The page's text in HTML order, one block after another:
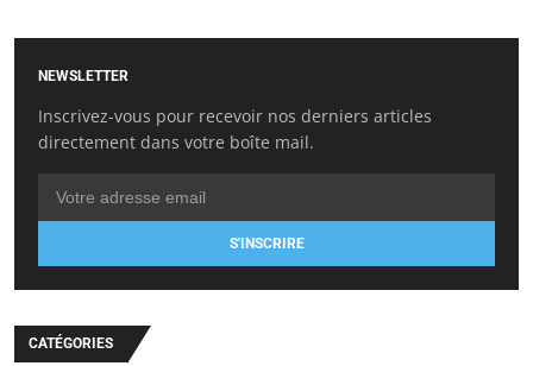
NEWSLETTER
Inscrivez-vous pour recevoir nos derniers articles
directement dans votre boîte mail.
S'INSCRIRE
CATÉGORIES